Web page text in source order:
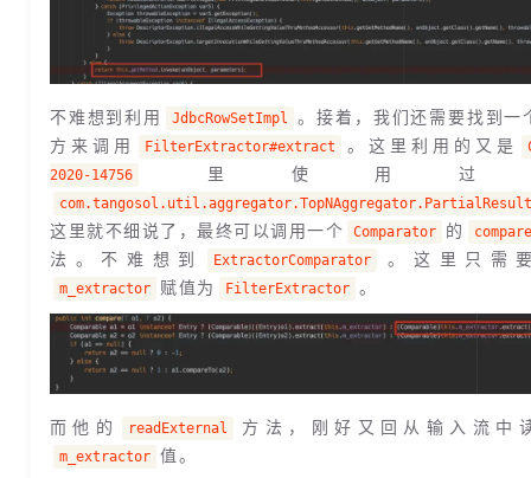
不难想到利用 JdbcRowSetImpl
。接着，我们还需要找到一
方来调用
FilterExtractor#extract 。这里利用的又是
2020-14756
里使用过
这里就不细说了，最终可以调用一个 Comparator 的
法。不难想到 ExtractorComparator 。这里只需
m_extractor 赋值为 FilterExtractor 。
而他的 readExternal 方法，刚好又回从输入流中
m_extractor 值。